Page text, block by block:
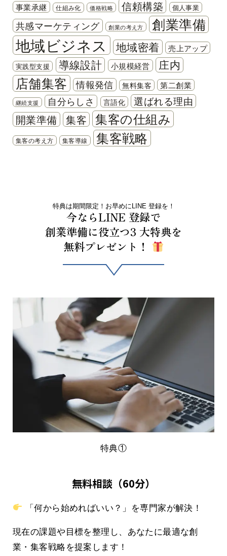
事業承継 仕組み化 価格戦略 信頼構築 個人事業
共感マーケティング 創業の考え方 創業準備
地域ビジネス 地域密着 売上アップ
実践型支援 導線設計 小規模経営 庄内
店舗集客 情報発信 無料集客 第二創業
継続支援 自分らしさ 言語化 選ばれる理由
開業準備 集客 集客の仕組み
集客の考え方 集客導線 集客戦略
特典は期間限定！お早めにLINE 登録を！
今ならLINE 登録で
創業準備に役立つ3 大特典を
無料プレゼント！
特典①
無料相談（60分）
「何から始めればいい？」を専門家が解決！
現在の課題や目標を整理し、あなたに最適な創
業・集客戦略を提案します！